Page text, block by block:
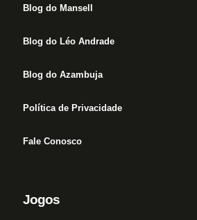
Blog do Mansell
Blog do Léo Andrade
Blog do Azambuja
Política de Privacidade
Fale Conosco
Jogos
foram